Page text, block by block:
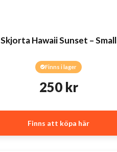
Skjorta Hawaii Sunset – Small
Finns i lager
250 kr
Finns att köpa här